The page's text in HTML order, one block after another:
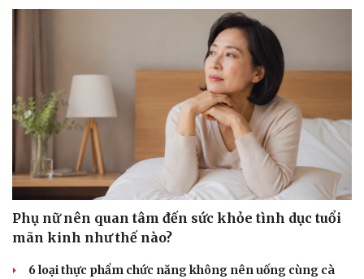
Phụ nữ nên quan tâm đến sức khỏe tình dục tuổi
mãn kinh như thế nào?
6 loại thực phẩm chức năng không nên uống cùng cà